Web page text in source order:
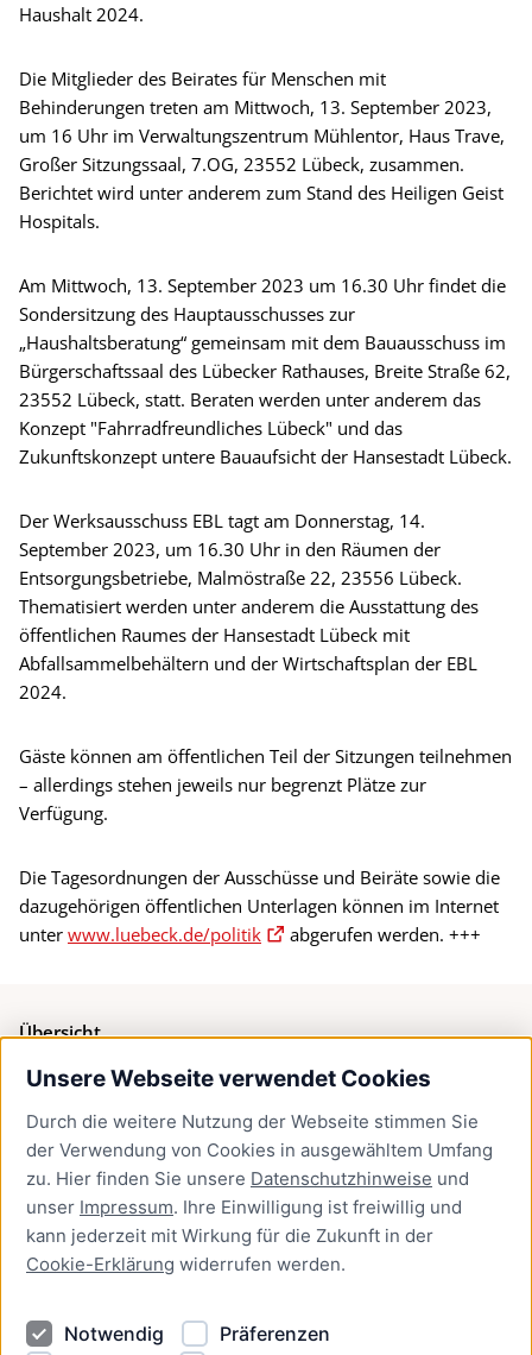
Unsere Webseite verwendet Cookies
Durch die weitere Nutzung der Webseite stimmen Sie
der Verwendung von Cookies in ausgewähltem Umfang
zu. Hier finden Sie unsere Datenschutzhinweise und
unser Impressum. Ihre Einwilligung ist freiwillig und
kann jederzeit mit Wirkung für die Zukunft in der
Cookie-Erklärung widerrufen werden.
Notwendig
Präferenzen
Haushalt 2024.
Die Mitglieder des Beirates für Menschen mit
Behinderungen treten am Mittwoch, 13. September 2023,
um 16 Uhr im Verwaltungszentrum Mühlentor, Haus Trave,
Großer Sitzungssaal, 7.OG, 23552 Lübeck, zusammen.
Berichtet wird unter anderem zum Stand des Heiligen Geist
Hospitals.
Am Mittwoch, 13. September 2023 um 16.30 Uhr findet die
Sondersitzung des Hauptausschusses zur
„Haushaltsberatung“ gemeinsam mit dem Bauausschuss im
Bürgerschaftssaal des Lübecker Rathauses, Breite Straße 62,
23552 Lübeck, statt. Beraten werden unter anderem das
Konzept "Fahrradfreundliches Lübeck" und das
Zukunftskonzept untere Bauaufsicht der Hansestadt Lübeck.
Der Werksausschuss EBL tagt am Donnerstag, 14.
September 2023, um 16.30 Uhr in den Räumen der
Entsorgungsbetriebe, Malmöstraße 22, 23556 Lübeck.
Thematisiert werden unter anderem die Ausstattung des
öffentlichen Raumes der Hansestadt Lübeck mit
Abfallsammelbehältern und der Wirtschaftsplan der EBL
2024.
Gäste können am öffentlichen Teil der Sitzungen teilnehmen
– allerdings stehen jeweils nur begrenzt Plätze zur
Verfügung.
Die Tagesordnungen der Ausschüsse und Beiräte sowie die
dazugehörigen öffentlichen Unterlagen können im Internet
unter www.luebeck.de/politik abgerufen werden. +++
Übersicht
Bürgerservice
Presse
Newsletter Lübeck:kompakt
Kontakt
Kontakt
Datenschutzhinweise